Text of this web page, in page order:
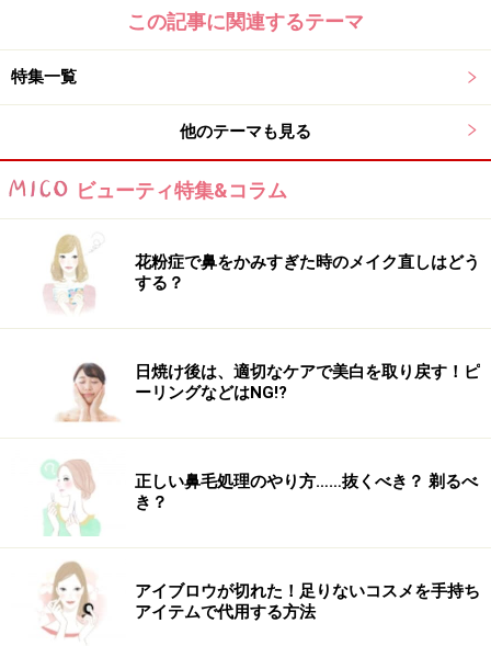
この記事に関連するテーマ
特集一覧
他のテーマも見る
ビューティ特集&コラム
花粉症で鼻をかみすぎた時のメイク直しはどう
する？
日焼け後は、適切なケアで美白を取り戻す！ピ
ーリングなどはNG!?
正しい鼻毛処理のやり方……抜くべき？ 剃るべ
き？
アイブロウが切れた！足りないコスメを手持ち
アイテムで代用する方法